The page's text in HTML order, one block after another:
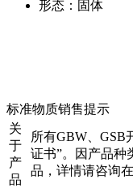
形态： 固体
标准物质销售提示
关
于
产
品
所有GBW、GSB
证书”。因产品种
品，详情请咨询在